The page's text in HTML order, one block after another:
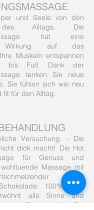
und Seele von den
des Alltags. Die
hat eine
Wirkung auf das
Muskeln entspannen
bis Fuß. Dank der
tanken Sie neue
Sie fühlen sich wie neu
fit für den Alltag.
Versuchung. - Die
dick macht! Die Hot
für Genuss und
Massage mit
und
100% reine
alle Sinne und
Glücksgefühl. Die